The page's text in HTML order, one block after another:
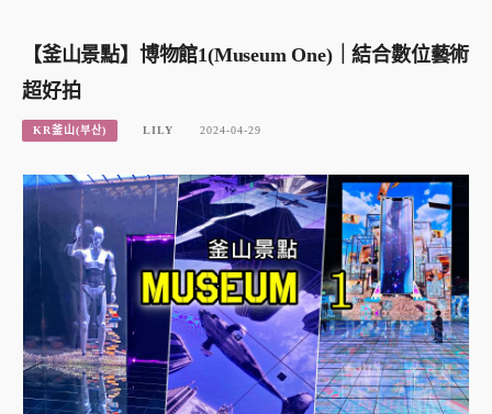
【釜山景點】博物館1(Museum One)｜結合數位藝術
超好拍
KR釜山(부산) LILY 2024-04-29